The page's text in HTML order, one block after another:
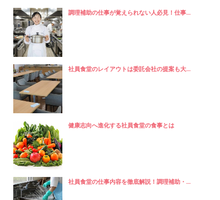
調理補助の仕事が覚えられない人必見！仕事...
社員食堂のレイアウトは委託会社の提案も大...
健康志向へ進化する社員食堂の食事とは
社員食堂の仕事内容を徹底解説！調理補助・...